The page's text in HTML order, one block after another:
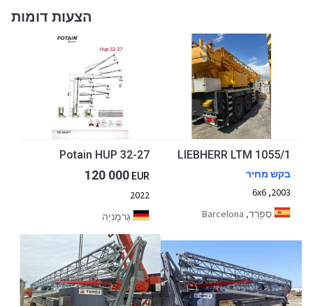
הצעות דומות
LIEBHERR LTM 1055/1
בקש מחיר
2003, 6x6
סְפָרַד, Barcelona
Potain HUP 32-27
120 000 EUR
2022
גֶרמָנִיָה